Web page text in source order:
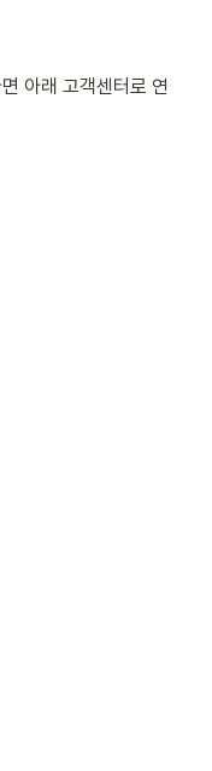
아래 고객센터로 연